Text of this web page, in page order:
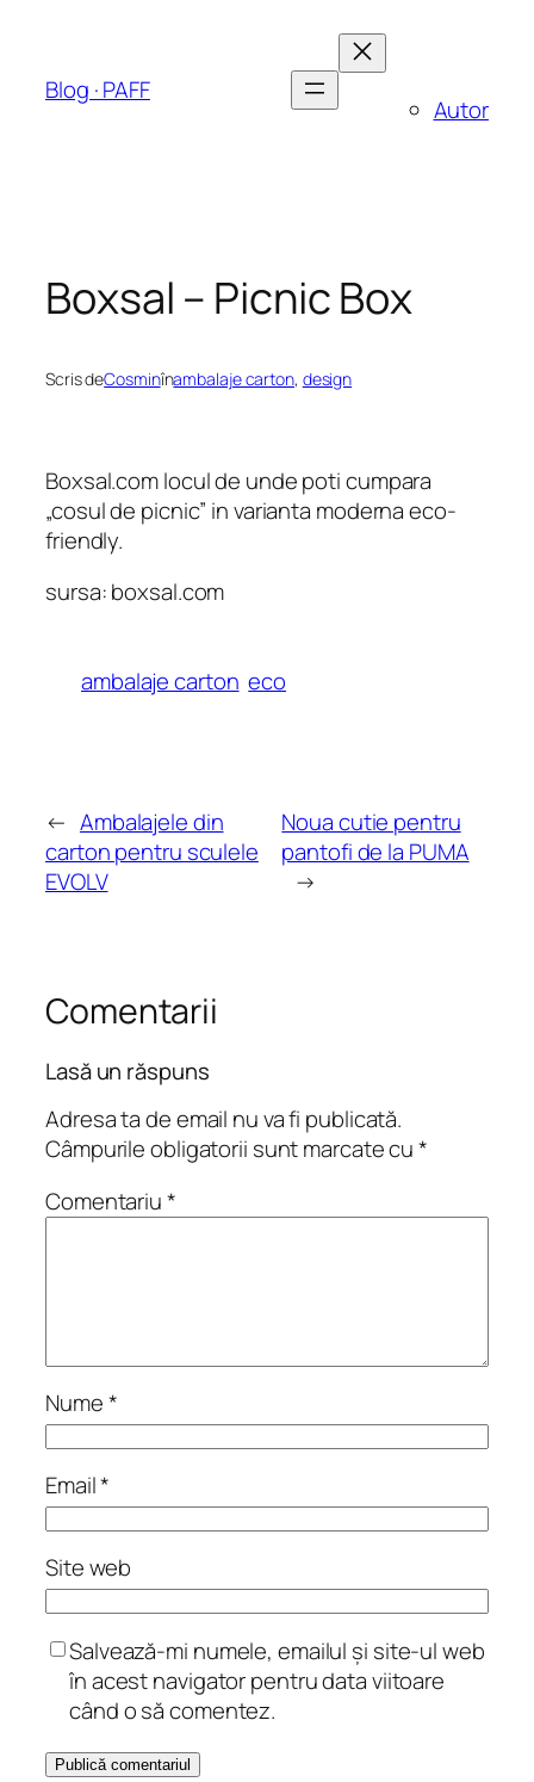
conținut
Blog · PAFF
Autor
Boxsal – Picnic Box
Scris deCosminînambalaje carton, design
Boxsal.com locul de unde poti cumpara
„cosul de picnic” in varianta moderna eco-
friendly.
sursa: boxsal.com
ambalaje carton eco
← Ambalajele din
carton pentru sculele
EVOLV
Noua cutie pentru
pantofi de la PUMA
→
Comentarii
Lasă un răspuns
Adresa ta de email nu va fi publicată.
Câmpurile obligatorii sunt marcate cu*
Comentariu*
Nume*
Email*
Site web
Salvează-mi numele, emailul și site-ul web
în acest navigator pentru data viitoare
când o să comentez.